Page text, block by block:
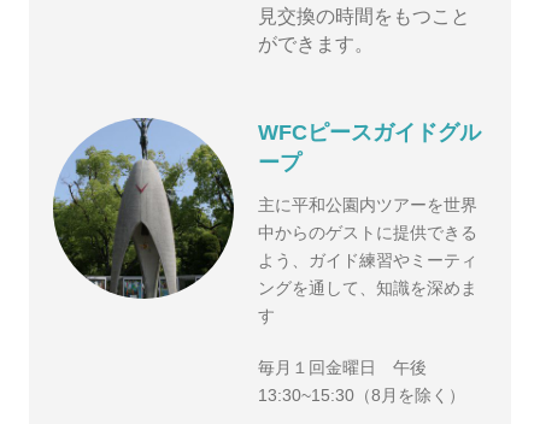
見交換の時間をもつこと
ができます。
WFCピースガイドグル
ープ
主に平和公園内ツアーを世界
中からのゲストに提供できる
よう、ガイド練習やミーティ
ングを通して、知識を深めま
す
毎月１回金曜日 午後
13:30~15:30（8月を除く）